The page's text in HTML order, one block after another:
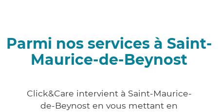
Parmi nos services à Saint-
Maurice-de-Beynost
Click&Care intervient à Saint-Maurice-
de-Beynost en vous mettant en